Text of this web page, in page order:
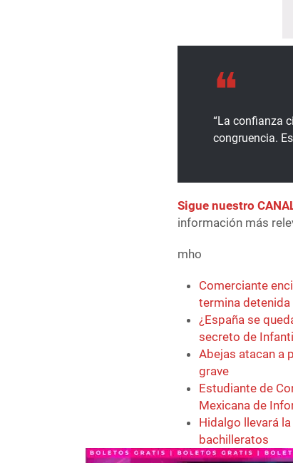
“La confianza
congruencia.
Sigue nuestro
información más
mho
Comerciante
termina detenida
¿España se
secreto de
Abejas atacan a
grave
Estudiante de
Mexicana de
Hidalgo llevará
bachilleratos